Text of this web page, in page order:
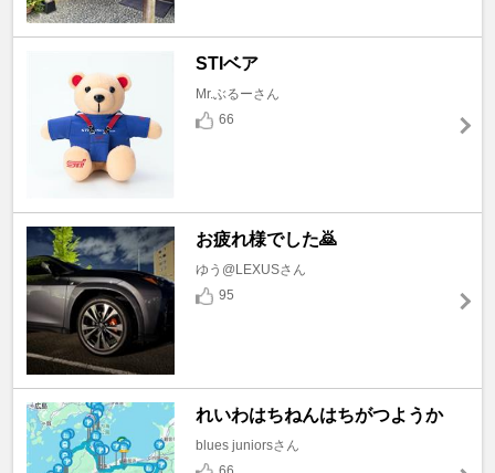
STIベア
Mr.ぶるーさん
66
お疲れ様でした🙇
ゆう@LEXUSさん
95
れいわはちねんはちがつようか
blues juniorsさん